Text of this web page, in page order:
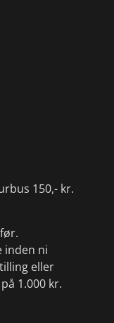
150,- kr.
inden ni
eller
1.000 kr.